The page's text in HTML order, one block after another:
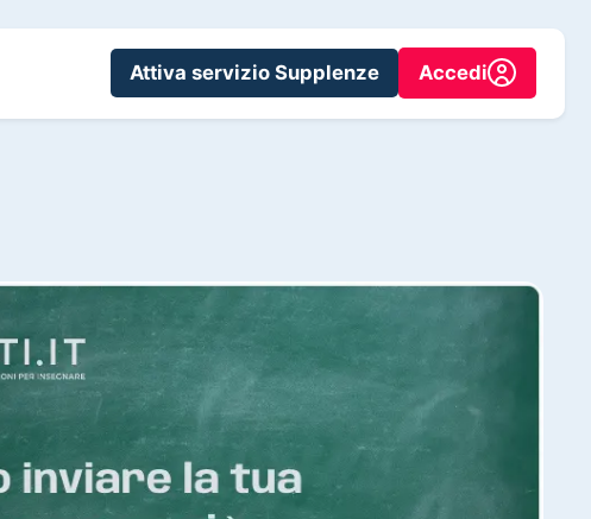
Attiva servizio Supplenze Accedi